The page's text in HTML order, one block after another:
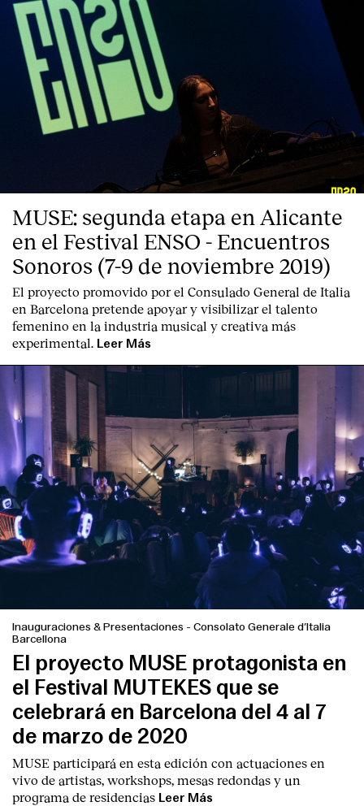
Contacto
MUSE: segunda etapa en Alicante
en el Festival ENSO - Encuentros
Sonoros (7-9 de noviembre 2019)
El proyecto promovido por el Consulado General de Italia
en Barcelona pretende apoyar y visibilizar el talento
femenino en la industria musical y creativa más
experimental. Leer Más
Inauguraciones & Presentaciones - Consolato Generale d’Italia
Barcellona
El proyecto MUSE protagonista en
el Festival MUTEKES que se
celebrará en Barcelona del 4 al 7
de marzo de 2020
MUSE participará en esta edición con actuaciones en
vivo de artistas, workshops, mesas redondas y un
programa de residencias Leer Más